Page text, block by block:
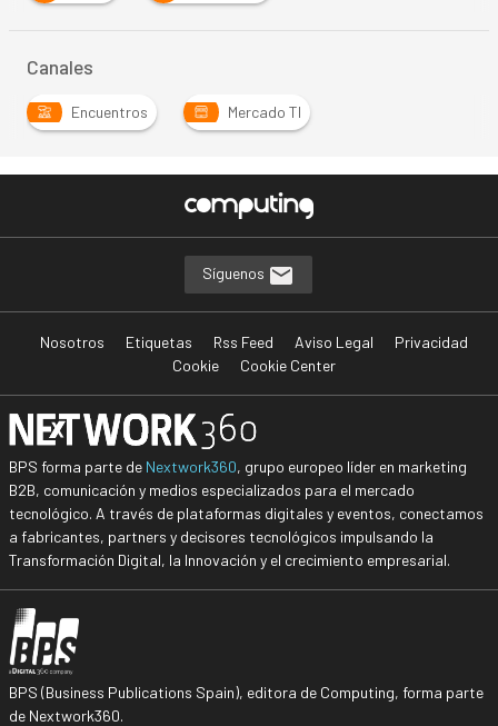
Canales
Encuentros Mercado TI
Síguenos
Nosotros Etiquetas Rss Feed Aviso Legal
Privacidad
Cookie
Cookie Center
BPS forma parte de Nextwork360, grupo europeo líder en marketing
B2B, comunicación y medios especializados para el mercado
tecnológico. A través de plataformas digitales y eventos, conectamos
a fabricantes, partners y decisores tecnológicos impulsando la
Transformación Digital, la Innovación y el crecimiento empresarial.
BPS (Business Publications Spain), editora de Computing, forma parte
de Nextwork360.